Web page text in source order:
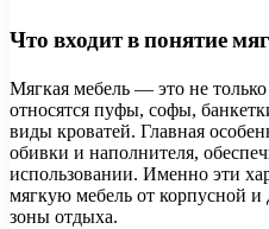
Что входит в понятие
Мягкая мебель — это не
относятся пуфы, софы,
виды кроватей. Главная
обивки и наполнителя,
использовании. Именно эти
мягкую мебель от корпусной
зоны отдыха.